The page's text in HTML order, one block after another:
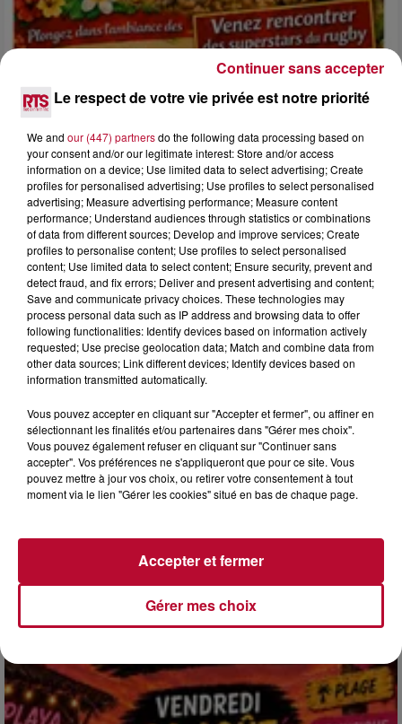
4 août 2026
FÊTE DE LA POLYNÉSIE À VILLEVEYRAC
4 août 2026
HÉRAULT, PYRÉNÉES-ORIENTALES : TROIS
SPOTS DE SNORKELING À EXPLORER...
complexes pour observer la vie sous-marine. Cet été, un
masque, un tuba et une paire de palmes...
Le respect de votre vie privée est notre priorité
We and our (447) partnersdo the following data processing based on
your consent and/or our legitimate interest: Store and/or access
information on a device; Use limited data to select advertising; Create
profiles for personalised advertising; Use profiles to select personalised
advertising; Measure advertising performance; Measure content
performance; Understand audiences through statistics or combinations
of data from different sources; Develop and improve services; Create
profiles to personalise content; Use profiles to select personalised
content; Use limited data to select content; Ensure security, prevent and
detect fraud, and fix errors; Deliver and present advertising and content;
Save and communicate privacy choices. These technologies may
process personal data such as IP address and browsing data to offer
following functionalities: Identify devices based on information actively
requested; Use precise geolocation data; Match and combine data from
other data sources; Link different devices; Identify devices based on
information transmitted automatically.
Vous pouvez accepter en cliquant sur "Accepter et fermer", ou affiner en
sélectionnant les finalités et/ou partenaires dans "Gérer mes choix".
Vous pouvez également refuser en cliquant sur "Continuer sans
accepter". Vos préférences ne s'appliqueront que pour ce site. Vous
pouvez mettre à jour vos choix, ou retirer votre consentement à tout
moment via le lien "Gérer les cookies" situé en bas de chaque page.
Gérer mes choix
Accepter et fermer
Continuer sans accepter